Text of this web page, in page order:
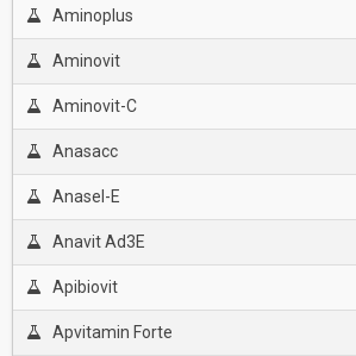
Aminoplus
Aminovit
Aminovit-C
Anasacc
Anasel-E
Anavit Ad3E
Apibiovit
Apvitamin Forte